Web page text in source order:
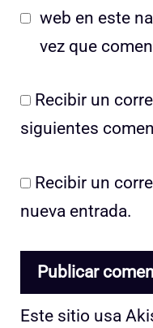
web en este
vez que
Recibir un
siguientes
Recibir un
nueva entrada.
Este sitio usa